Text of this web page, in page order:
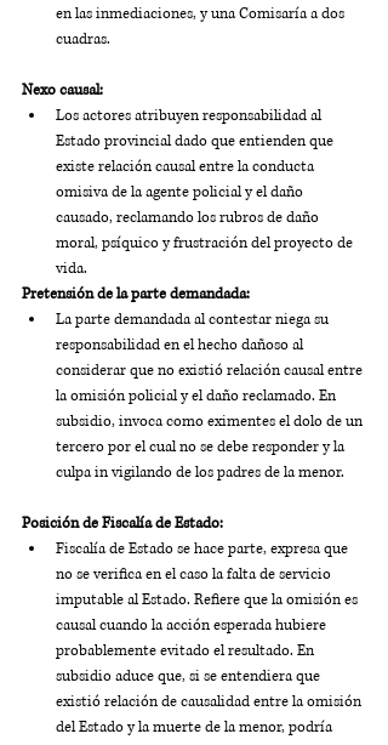
en las inmediaciones, y una Comisaría a dos
cuadras.
Nexo causal:
Los actores atribuyen responsabilidad al
Estado provincial dado que entienden que
existe relación causal entre la conducta
omisiva de la agente policial y el daño
causado, reclamando los rubros de daño
moral, psíquico y frustración del proyecto de
vida.
Pretensión de la parte demandada:
La parte demandada al contestar niega su
responsabilidad en el hecho dañoso al
considerar que no existió relación causal entre
la omisión policial y el daño reclamado. En
subsidio, invoca como eximentes el dolo de un
tercero por el cual no se debe responder y la
culpa in vigilando de los padres de la menor.
Posición de Fiscalía de Estado:
Fiscalía de Estado se hace parte, expresa que
no se verifica en el caso la falta de servicio
imputable al Estado. Refiere que la omisión es
causal cuando la acción esperada hubiere
probablemente evitado el resultado. En
subsidio aduce que, si se entendiera que
existió relación de causalidad entre la omisión
del Estado y la muerte de la menor, podría